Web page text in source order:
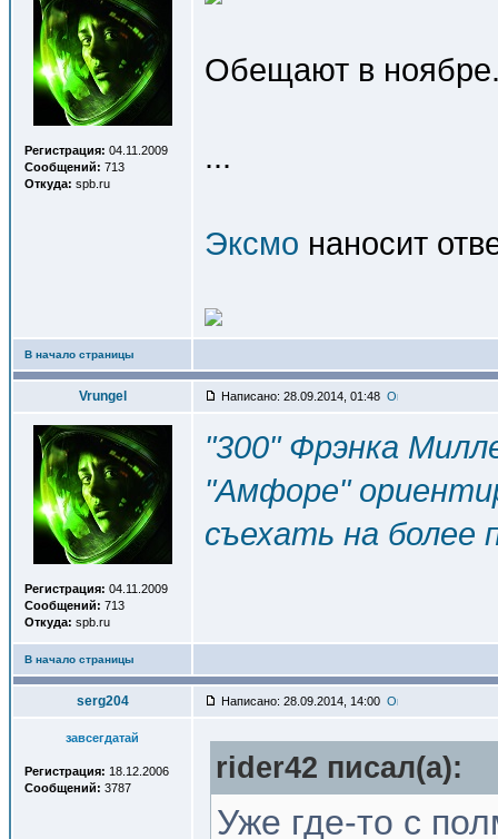
Регистрация: 04.11.2009
Сообщений: 713
Откуда: spb.ru
Обещают в
...
Эксмо наносит
В начало страницы
Vrungel Написано: 28.09.2014, 01:48
Регистрация: 04.11.2009
Сообщений: 713
Откуда: spb.ru
"300" Фрэнка
"Амфоре"
съехать на более
В начало страницы
serg204 Написано: 28.09.2014, 14:00
завсегдатай
Регистрация: 18.12.2006
Сообщений: 3787
rider42 писал(a):
Уже где-то с